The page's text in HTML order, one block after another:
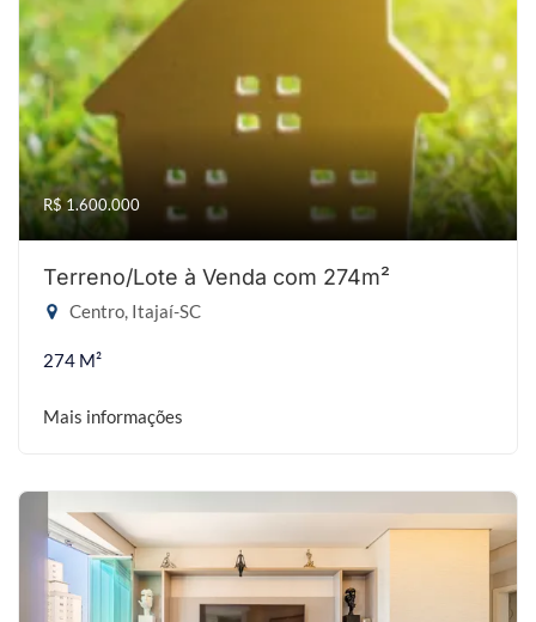
R$ 1.600.000
Terreno/Lote à Venda com 274m²
Centro, Itajaí-SC
274 M²
Mais informações